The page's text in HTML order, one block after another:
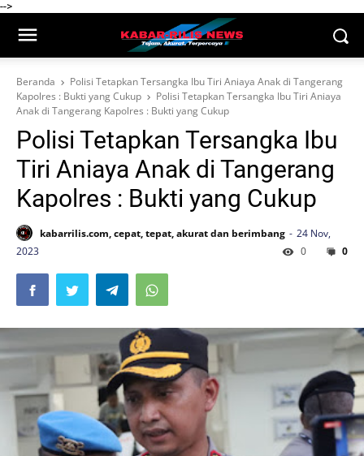
-->
Beranda
Polisi Tetapkan Tersangka Ibu Tiri Aniaya Anak di Tangerang
Kapolres : Bukti yang Cukup
Polisi Tetapkan Tersangka Ibu Tiri Aniaya
Anak di Tangerang Kapolres : Bukti yang Cukup
Polisi Tetapkan Tersangka Ibu
Tiri Aniaya Anak di Tangerang
Kapolres : Bukti yang Cukup
kabarrilis.com, cepat, tepat, akurat dan berimbang
24 Nov,
2023
0
0